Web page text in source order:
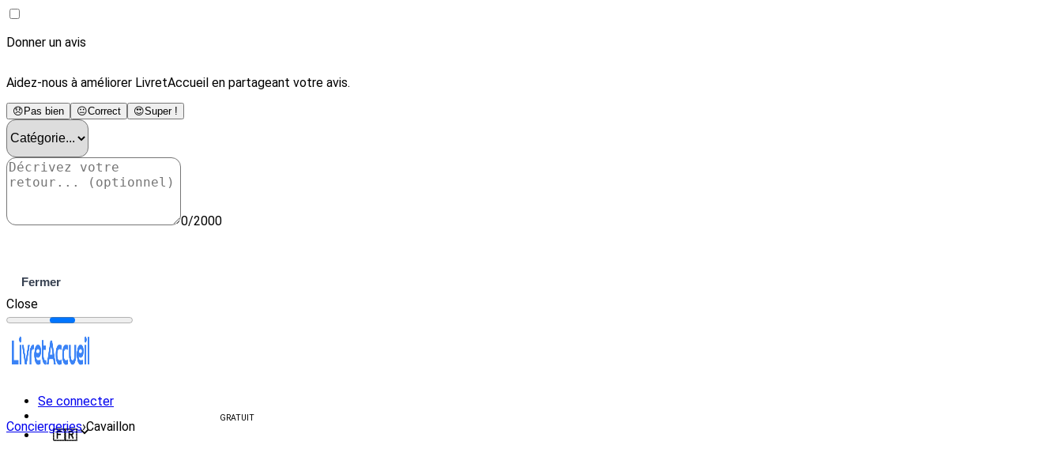
Donner un avis
Aidez-nous à améliorer LivretAccueil en partageant votre avis.
😞 Pas bien 😐Correct 😍Super !
0/2000
Fermer
Close
Se connecter
GRATUIT
🇫🇷
Conciergeries›Cavaillon